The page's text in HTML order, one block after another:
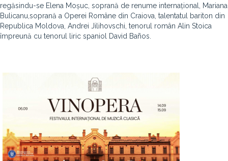
regăsindu-se Elena Moșuc, soprană de renume internațional, Mariana
Bulicanu,soprană a Operei Române din Craiova, talentatul bariton din
Republica Moldova, Andrei Jilihovschi, tenorul român Alin Stoica
împreună cu tenorul liric spaniol David Baños.